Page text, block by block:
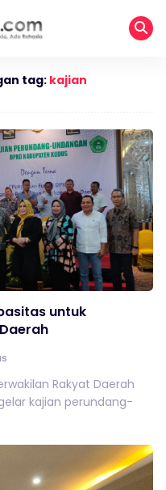
tag: kajian
untuk
Rakyat Daerah
kajian perundang-